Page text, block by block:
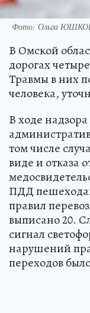
Фото: Ольга
В Омской
дорогах
Травмы в них
человека,
В ходе
том числе
виде и отказа
ПДД
правил
выписано 20.
сигнал
нарушений
переходов